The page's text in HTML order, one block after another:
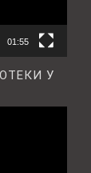
01:55
У